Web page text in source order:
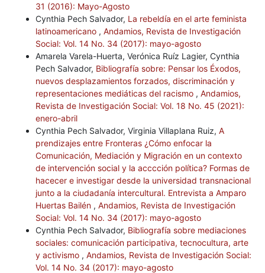
31 (2016): Mayo-Agosto
Cynthia Pech Salvador, La rebeldía en el arte feminista
latinoamericano , Andamios, Revista de Investigación
Social: Vol. 14 No. 34 (2017): mayo-agosto
Amarela Varela-Huerta, Verónica Ruíz Lagier, Cynthia
Pech Salvador, Bibliografía sobre: Pensar los Éxodos,
nuevos desplazamientos forzados, discriminación y
representaciones mediáticas del racismo , Andamios,
Revista de Investigación Social: Vol. 18 No. 45 (2021):
enero-abril
Cynthia Pech Salvador, Virginia Villaplana Ruiz, A
prendizajes entre Fronteras ¿Cómo enfocar la
Comunicación, Mediación y Migración en un contexto
de intervención social y la acccción política? Formas de
hacecer e investigar desde la universidad transnacional
junto a la ciudadanía intercultural. Entrevista a Amparo
Huertas Bailén , Andamios, Revista de Investigación
Social: Vol. 14 No. 34 (2017): mayo-agosto
Cynthia Pech Salvador, Bibliografía sobre mediaciones
sociales: comunicación participativa, tecnocultura, arte
y activismo , Andamios, Revista de Investigación Social:
Vol. 14 No. 34 (2017): mayo-agosto